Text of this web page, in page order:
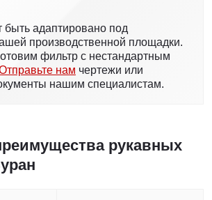
быть адаптировано под
производственной площадки.
фильтр с нестандартным
нам чертежи или
нашим специалистам.
рукавных